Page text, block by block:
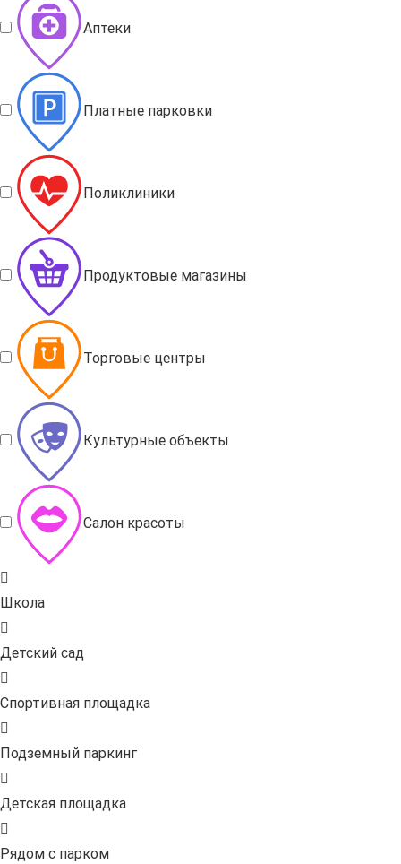
Аптеки
Платные парковки
Поликлиники
Продуктовые магазины
Торговые центры
Культурные объекты
Салон красоты
Школа
Детский сад
Спортивная площадка
Подземный паркинг
Детская площадка
Рядом с парком